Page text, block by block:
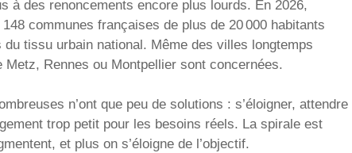
à des renoncements encore plus lourds. En 2026,
communes françaises de plus de 20 000 habitants
du tissu urbain national. Même des villes longtemps
Rennes ou Montpellier sont concernées.
n’ont que peu de solutions : s’éloigner, attendre
trop petit pour les besoins réels. La spirale est
et plus on s’éloigne de l’objectif.